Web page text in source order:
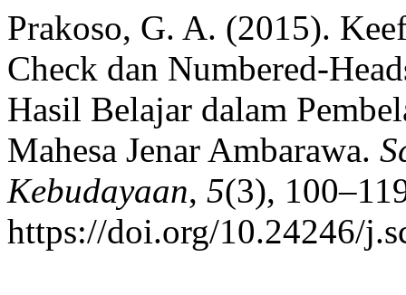
Prakoso, G. A. (2015).
Check dan Numbered-
Hasil Belajar dalam
Mahesa Jenar Ambarawa.
Kebudayaan, 5(3),
https://doi.org/10.24246/